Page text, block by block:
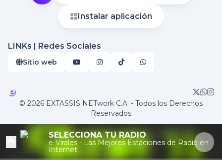
Instalar aplicación
LINKs | Redes Sociales
Sitio web
Ya sonó en Skpe 95.7 FM
TU
© 2026 EXTASSIS NETwork C.A. - Todos los Derechos
Reservados
SELECCIONA TU RADIO
e-Virales - Las Mejores Estaciones de Radio en
Internet